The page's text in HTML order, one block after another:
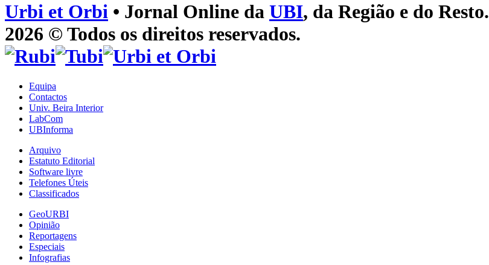
Urbi et Orbi • Jornal Online da UBI, da Região e do Resto.
2026 © Todos os direitos reservados.
Equipa
Contactos
Univ. Beira Interior
LabCom
UBInforma
Arquivo
Estatuto Editorial
Software livre
Telefones Úteis
Classificados
GeoURBI
Opinião
Reportagens
Especiais
Infografias